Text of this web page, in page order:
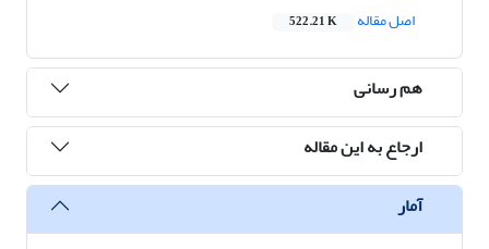
اصل مقاله
522.21 K
هم رسانی
ارجاع به این مقاله
آمار